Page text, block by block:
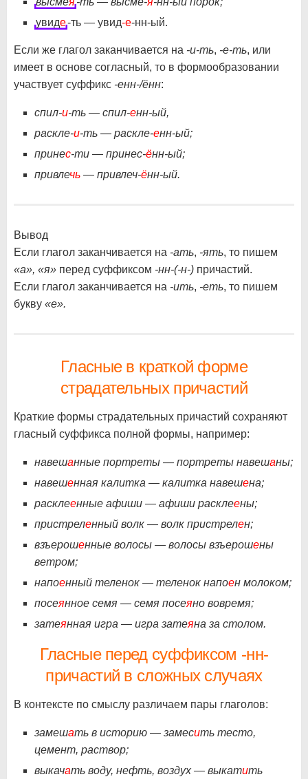
увиде-ть — увид-е-нн-ый.
Если же глагол заканчивается на -и-ть, -е-ть, или
имеет в основе согласный, то в формообразовании
участвует суффикс -енн-/ённ:
спил-и-ть — спил-енн-ый,
раскле-и-ть — раскле-енн-ый;
принес-ти — принес-ённ-ый;
привлечь — привлеч-ённ-ый.
Вывод
Если глагол заканчивается на -ать, -ять, то пишем
«а», «я» перед суффиксом -нн-(-н-) причастий.
Если глагол заканчивается на -ить, -еть, то пишем
букву «е».
Гласные в краткой форме
страдательных причастий
Краткие формы страдательных причастий сохраняют
гласный суффикса полной формы, например:
навешанные портреты — портреты навешаны;
навешенная калитка — калитка навешена;
расклеенные афиши — афиши расклеены;
пристреленный волк — волк пристрелен;
взъерошенные волосы — волосы взъерошены
ветром;
напоенный теленок — теленок напоен молоком;
посеянное семя — семя посеяно вовремя;
затеянная игра — игра затеяна за столом.
Гласные перед суффиксом -нн-
причастий в сложных случаях
В контексте по смыслу различаем пары глаголов:
замешать в историю — замесить тесто,
цемент, раствор;
выкачать воду, нефть, воздух — выкатить